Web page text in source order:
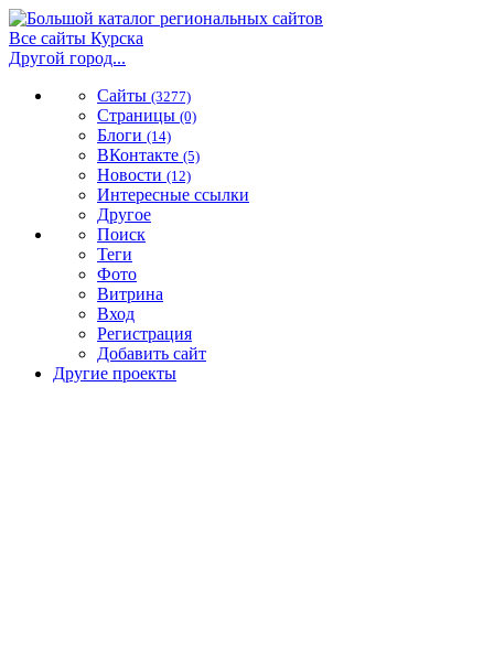
Все сайты Курска
Другой город...
Сайты (3277)
Страницы (0)
Блоги (14)
ВКонтакте (5)
Новости (12)
Интересные ссылки
Другое
Поиск
Теги
Фото
Витрина
Вход
Регистрация
Добавить сайт
Другие проекты